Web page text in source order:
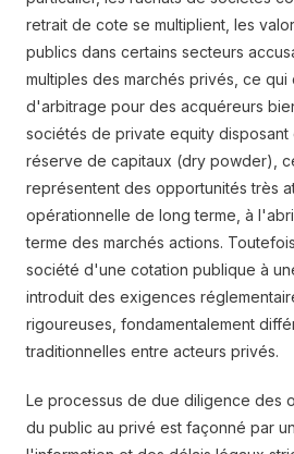
retrait de cote se multiplient, les
publics dans certains secteurs
multiples des marchés privés, ce
d'arbitrage pour des acquéreurs
sociétés de private equity disposant
réserve de capitaux (dry powder),
représentent des opportunités très
opérationnelle de long terme, à
terme des marchés actions.
société d'une cotation publique à
introduit des exigences
rigoureuses, fondamentalement
traditionnelles entre acteurs privés.
Le processus de due diligence des
du public au privé est façonné par